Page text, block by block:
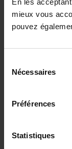
En les
mieux vous
pouvez
Nécessaires
Préférences
Statistiques
22608 km -
ou à partir de